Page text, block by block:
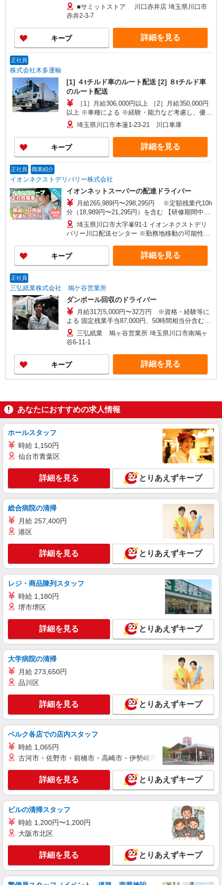
■サミットストア 川口赤井店 埼玉県川口市
赤井2-3-7
キープ 詳細を見る
正社員
株式会社木多運輸
[1] ４tチルド車のルート配送 [2] ８tチルド車
のルート配送
［1］月給306,000円以上 ［2］月給350,000円
以上 ※車種による ※経験・能力など考慮し、優遇
します。 ★勤務日数増やしたい場合はご相談くだ
さい（その分給与はUPします）
埼玉県川口市本蓮1-23-21 川口車庫
キープ 詳細を見る
正社員 職業紹介
イオンネクストデリバリー株式会社
イオンネットスーパーの配達ドライバー
月給265,989円〜298,295円 ※定額残業代10h
分（18,989円〜21,295円）を含む 【研修期間中／
1〜2カ月を想定】 月給253,066円 ※定額残業代
10h分（18,066円）を含む 【研修終了〜本配属前
／2〜3カ月を想定】 月給258,451円 ※定額残業
代10h分（18,451円）を含む ※賞与：年２回 昨
年度実績：1.8ヶ月分 ※交通費規定内支給
埼玉県川口市大字峯91-1 イオンネクストデリ
バリー川口配送センター ※勤務地移動の可能性は
キープ 詳細を見る
正社員
三弘紙業株式会社 鳩ケ谷営業所
ダンボール回収のドライバー
月給31万5,000円〜32万円 ※資格・経験等に
よる 固定残業手当87,000円、50時間相当分含む。
時間外手当は時間外労働の有無にかかわらず50時
間相当分を支給。 50時間を超える時間外労働は追
加で支給 研修中／契約社員 給与は変わらず（研
修期間1〜2ヶ月）
三弘紙業 鳩ヶ谷営業所 埼玉県川口市南鳩ヶ
谷6-11-1
キープ 詳細を見る
あなたにおすすめの求人情報
ホールスタッフ
時給 1,150円
仙台市青葉区
詳細を見る とりあえずキープ
総合病院の清掃
月給 257,400円
港区
詳細を見る とりあえずキープ
レジ・商品陳列スタッフ
時給 1,180円
堺市堺区
詳細を見る とりあえずキープ
大学病院の清掃
月給 273,650円
品川区
詳細を見る とりあえずキープ
ベルク各店での店内スタッフ
時給 1,065円
古河市・佐野市・前橋市・高崎市・伊勢崎市・太田市・館林市
詳細を見る とりあえずキープ
ビルの清掃スタッフ
時給 1,200円〜1,200円
大阪市北区
詳細を見る とりあえずキープ